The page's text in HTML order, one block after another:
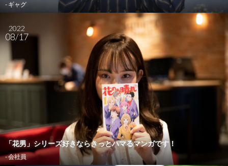
- ギャグ
2022
08/17
「花男」シリーズ好きならきっとハマるマンガです！
- 会社員